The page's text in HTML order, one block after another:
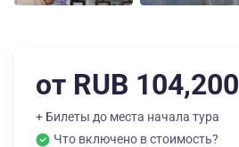
от RUB 104,200
+ Билеты до места начала тура
Что включено в стоимость?